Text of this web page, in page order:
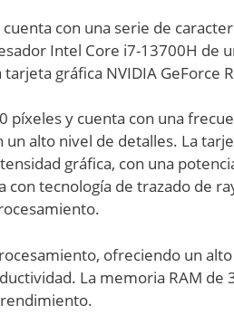
con una serie de
Intel Core i7-13700H de
gráfica NVIDIA GeForce
y cuenta con una
alto nivel de detalles. La
gráfica, con una
tecnología de trazado de
ofreciendo un
La memoria RAM de